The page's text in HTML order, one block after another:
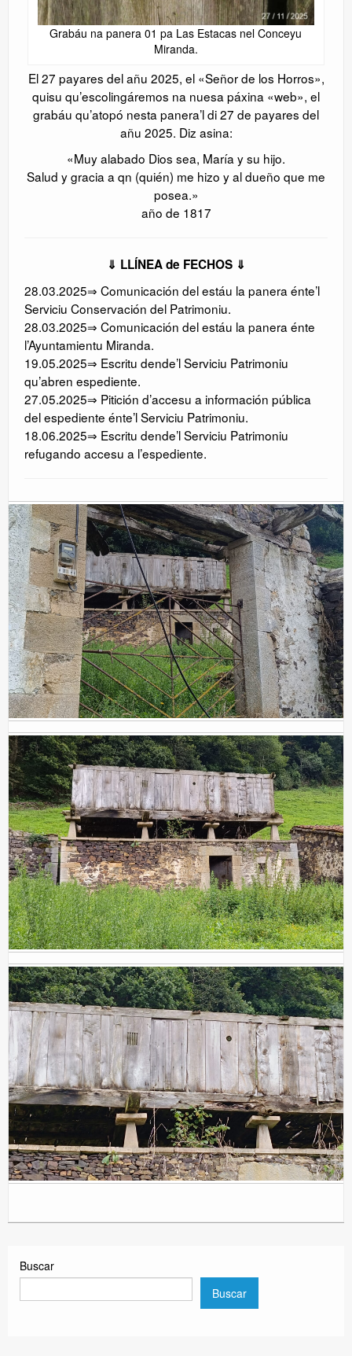
Grabáu na panera 01 pa Las Estacas nel Conceyu
Miranda.
El 27 payares del añu 2025, el «Señor de los Horros»,
quisu qu’escolingáremos na nuesa páxina «web», el
grabáu qu’atopó nesta panera’l di 27 de payares del
añu 2025. Diz asina:
«Muy alabado Dios sea, María y su hijo.
Salud y gracia a qn (quién) me hizo y al dueño que me
posea.»
año de 1817
⇓ LLÍNEA de FECHOS ⇓
28.03.2025⇒ Comunicación del estáu la panera énte’l
Serviciu Conservación del Patrimoniu.
28.03.2025⇒ Comunicación del estáu la panera énte
l’Ayuntamientu Miranda.
19.05.2025⇒ Escritu dende’l Serviciu Patrimoniu
qu’abren espediente.
27.05.2025⇒ Pitición d’accesu a información pública
del espediente énte’l Serviciu Patrimoniu.
18.06.2025⇒ Escritu dende’l Serviciu Patrimoniu
refugando accesu a l’espediente.
Buscar
Buscar